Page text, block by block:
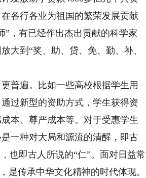
各行各业为祖国的繁荣发展贡献
”，有已经作出杰出贡献的科学家
大到“奖、助、贷、免、勤、补、
普遍。比如一些高校根据学生用
过新型的资助方式，学生获得资
本、尊严成本等。对于受惠学生
一种对大局和源流的清醒，即古
也即古人所说的“仁”。面对日益常
是传承中华文化精神的时代体现。